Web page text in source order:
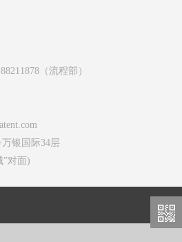
（流程部）
银国际34层
对面)